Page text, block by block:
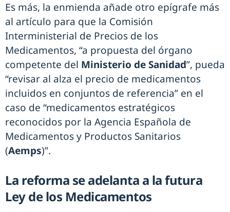
Es más, la enmienda añade otro epígrafe más
al artículo para que la Comisión
Interministerial de Precios de los
Medicamentos, “a propuesta del órgano
competente del Ministerio de Sanidad”, pueda
“revisar al alza el precio de medicamentos
incluidos en conjuntos de referencia” en el
caso de “medicamentos estratégicos
reconocidos por la Agencia Española de
Medicamentos y Productos Sanitarios
(Aemps)”.
La reforma se adelanta a la futura
Ley de los Medicamentos